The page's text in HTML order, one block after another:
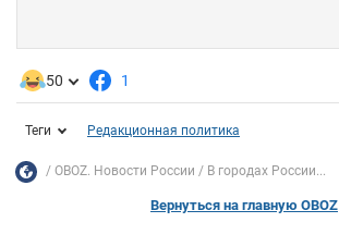
50 1
Теги Редакционная политика
OBOZ. Новости России В городах России...
Вернуться на главную OBOZ